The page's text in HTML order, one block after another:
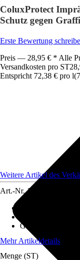
ColuxProtect
Schutz gegen
Erste Bewertung
Preis — 28,95 € * Alle
Versandkosten pro ST
Entspricht 72,38 € pro l(
Weitere Artikel des
Art.-Nr. 12500531
Geeignet für
Mehr Artikeldetails
Menge (ST)